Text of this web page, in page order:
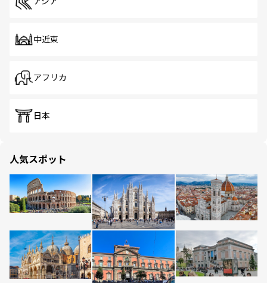
中近東
アフリカ
日本
人気スポット